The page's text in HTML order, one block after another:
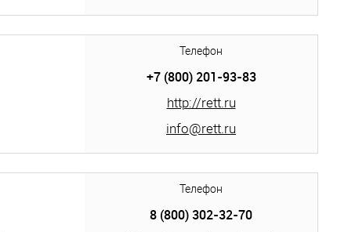
Телефон
+7 (800) 201-93-83
http://rett.ru
info@rett.ru
Телефон
8 (800) 302-32-70